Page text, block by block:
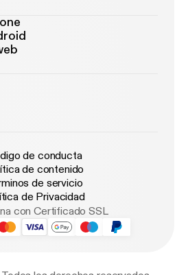
de conducta
de contenido
de servicio
de Privacidad
con Certificado SSL